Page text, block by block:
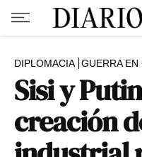
DIPLOMACIA GUERRA
Sisi y
creación